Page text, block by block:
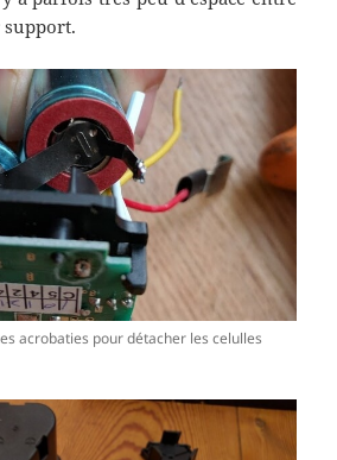
acrobaties pour détacher les celulles